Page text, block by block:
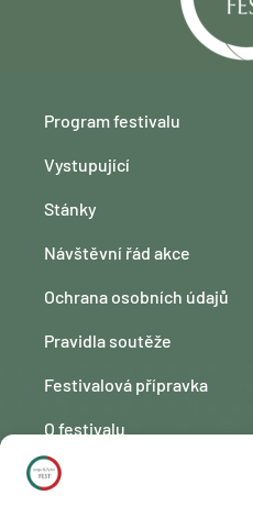
Program festivalu
Vystupující
Stánky
Návštěvní řád akce
Ochrana osobních údajů
Pravidla soutěže
Festivalová přípravka
O festivalu
Kontakt